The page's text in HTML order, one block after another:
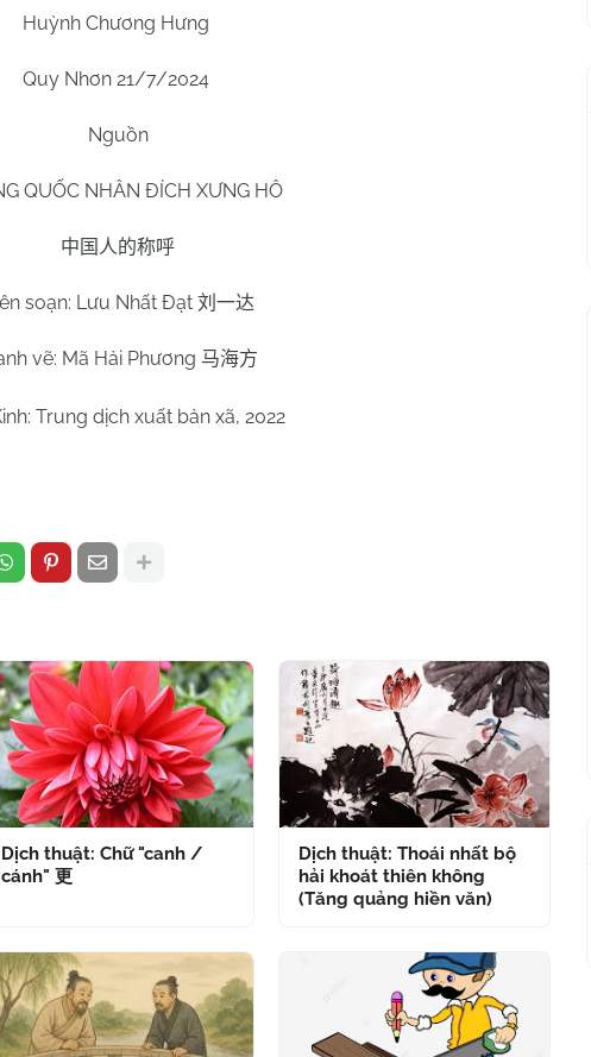
Huỳnh Chương Hưng
Quy Nhơn 21/7/2024
Nguồn
QUỐC NHÂN ĐÍCH XƯNG HÔ
中国人的称呼
soạn: Lưu Nhất Đạt 刘一达
vẽ: Mã Hải Phương 马海方
Trung dịch xuất bản xã, 2022
Dịch thuật: Chữ "canh /
cánh" 更
Dịch thuật: Thoái nhất bộ
hải khoát thiên không
(Tăng quảng hiền văn)